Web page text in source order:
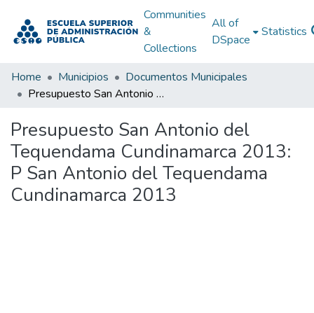
Communities
&
Collections
All of
DSpace
Statistics
Home Municipios
Documentos Municipales
Presupuesto San Antonio del Tequendama Cundinamarca 2013: P San Antonio del Tequendama Cundinamarca 2013
Presupuesto San Antonio del
Tequendama Cundinamarca 2013:
P San Antonio del Tequendama
Cundinamarca 2013